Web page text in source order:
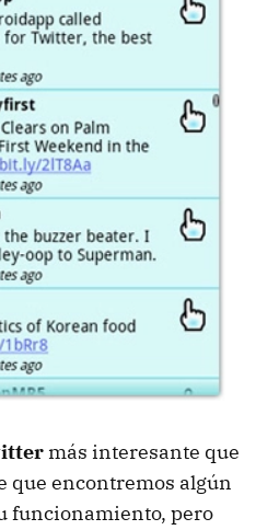
más interesante que
que encontremos algún
funcionamiento, pero